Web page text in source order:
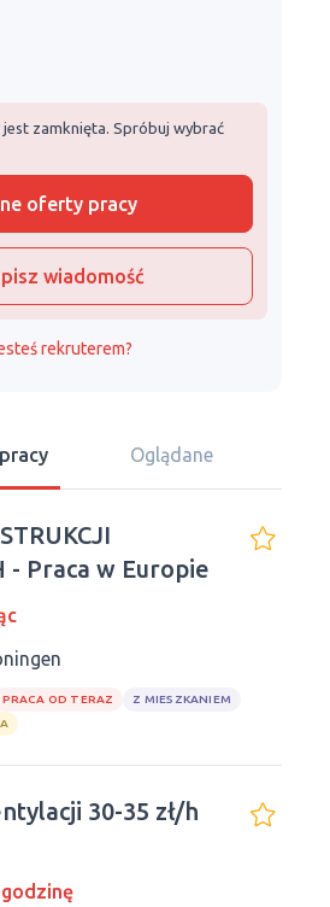
zamknięta. Spróbuj wybrać
oferty pracy
wiadomość
rekruterem?
Oglądane
- Praca w Europie
PRACA OD TERAZ
Z MIESZKANIEM
30-35 zł/h
godzinę